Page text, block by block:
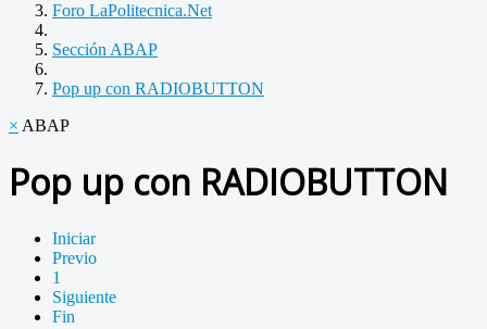
Foro LaPolitecnica.Net
Sección ABAP
Pop up con RADIOBUTTON
× ABAP
Pop up con RADIOBUTTON
Iniciar
Previo
1
Siguiente
Fin